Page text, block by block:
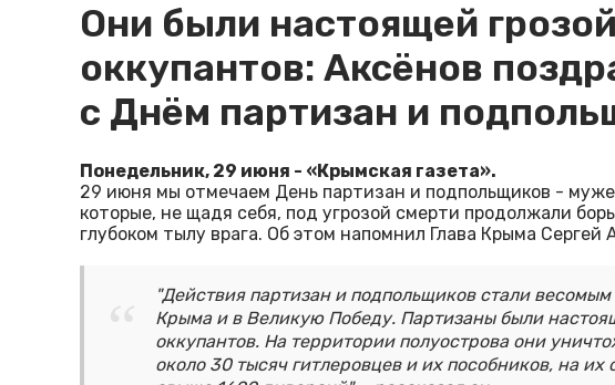
Они были настоящей
оккупантов: Аксёнов
с Днём партизан и
Понедельник, 29 июня - «Крымская газета».
29 июня мы отмечаем День партизан и подпольщиков -
которые, не щадя себя, под угрозой смерти продолжали
глубоком тылу врага. Об этом напомнил Глава Крыма Сергей
"Действия партизан и подпольщиков стали
Крыма и в Великую Победу. Партизаны были
оккупантов. На территории полуострова они
около 30 тысяч гитлеровцев и их пособников, на их